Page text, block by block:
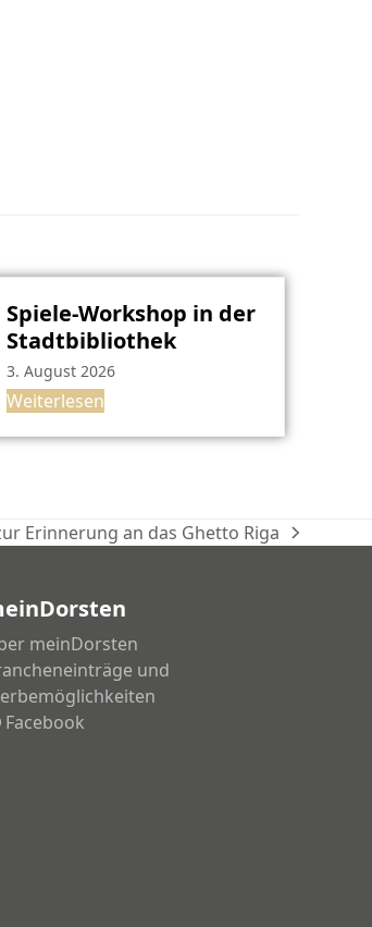
Spiele-Workshop in der
Stadtbibliothek
3. August 2026
Weiterlesen
Erinnerung an das Ghetto Riga
meinDorsten
und
Facebook